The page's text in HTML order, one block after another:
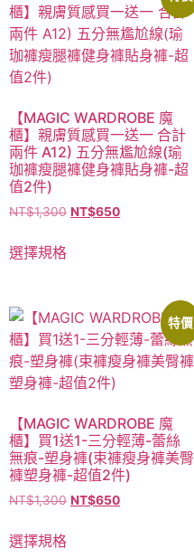
【MAGIC WARDROBE 魔
櫃】親膚質感買一送一 合計
兩件 A12) 五分無尷尬線(瑜
珈褲瘦腿褲健身褲貼身褲-超
值2件)
NT$1,300 NT$650
選擇規格
特價
【MAGIC WARDROBE 魔
櫃】買1送1-三分輕薄-蕾絲
無痕-塑身褲(束褲瘦身褲美臀
褲塑身褲-超值2件)
NT$1,300 NT$650
選擇規格